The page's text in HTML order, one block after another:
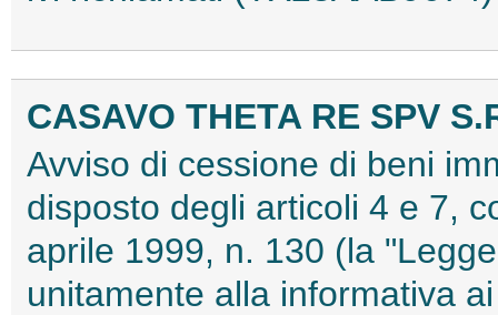
CASAVO THETA RE SPV
Avviso di cessione di beni
disposto degli articoli 4 e 7,
aprile 1999, n. 130 (la
unitamente alla informativa